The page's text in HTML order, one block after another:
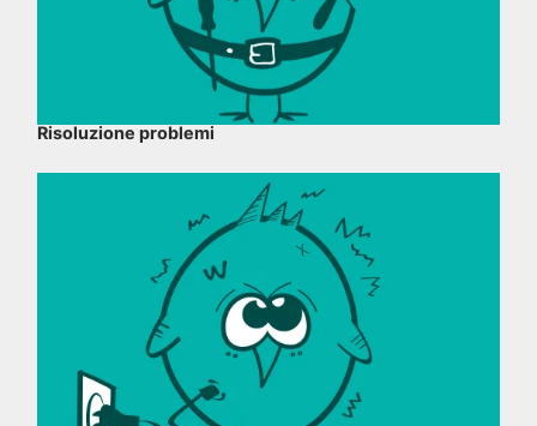
Risoluzione problemi